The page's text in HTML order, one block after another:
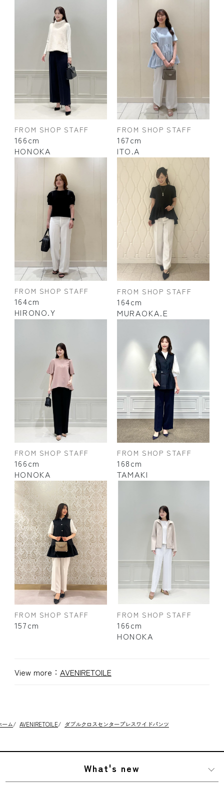
FROM SHOP STAFF
166cm
HONOKA
FROM SHOP STAFF
167cm
ITO.A
FROM SHOP STAFF
164cm
HIRONO.Y
FROM SHOP STAFF
164cm
MURAOKA.E
FROM SHOP STAFF
166cm
HONOKA
FROM SHOP STAFF
168cm
TAMAKI
FROM SHOP STAFF
157cm
FROM SHOP STAFF
166cm
HONOKA
View more： AVENIRETOILE
ーム/ AVENIRETOILE/ ダブルクロスセンタープレスワイドパンツ
What's new